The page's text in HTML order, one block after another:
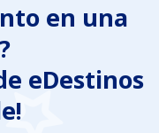
en una
eDestinos